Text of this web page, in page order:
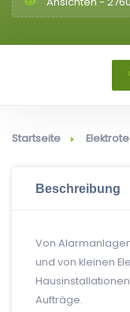
Startseite
Beschreibung
Von
und von kleinen
Aufträge.